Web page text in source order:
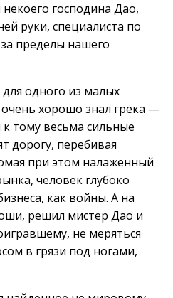
господина Дао,
руки, специалиста по
пределы нашего
одного из малых
хорошо знал грека —
тому весьма сильные
дорогу, перебивая
при этом налаженный
человек глубоко
как войны. А на
решил мистер Дао и
не меряться
в грязи под ногами,